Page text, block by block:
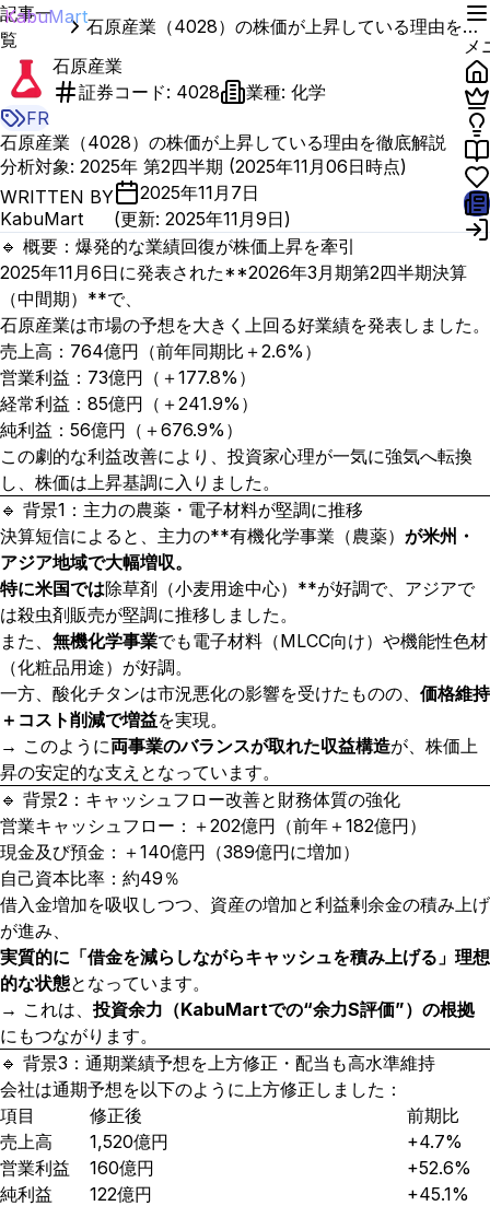
KabuMart
メ
記事一
覧
石原産業（4028）の株価が上昇している理由を徹底解説
石原産業
証券コード: 4028 業種: 化学
FR
石原産業（4028）の株価が上昇している理由を徹底解説
分析対象: 2025年 第2四半期 (2025年11月06日時点)
WRITTEN BY
KabuMart
2025年11月7日
(更新: 2025年11月9日)
🔹 概要：爆発的な業績回復が株価上昇を牽引
2025年11月6日に発表された**2026年3月期第2四半期決算
（中間期）**で、
石原産業は市場の予想を大きく上回る好業績を発表しました。
売上高：764億円（前年同期比＋2.6%）
営業利益：73億円（＋177.8%）
経常利益：85億円（＋241.9%）
純利益：56億円（＋676.9%）
この劇的な利益改善により、投資家心理が一気に強気へ転換
し、株価は上昇基調に入りました。
🔹 背景1：主力の農薬・電子材料が堅調に推移
決算短信によると、主力の**有機化学事業（農薬） が米州・
アジア地域で大幅増収。
特に米国では除草剤（小麦用途中心）**が好調で、アジアで
は殺虫剤販売が堅調に推移しました。
また、 無機化学事業でも電子材料（MLCC向け）や機能性色材
（化粧品用途）が好調。
一方、酸化チタンは市況悪化の影響を受けたものの、 価格維持
＋コスト削減で増益を実現。
→ このように両事業のバランスが取れた収益構造が、株価上
昇の安定的な支えとなっています。
🔹 背景2：キャッシュフロー改善と財務体質の強化
営業キャッシュフロー：＋202億円（前年＋182億円）
現金及び預金：＋140億円（389億円に増加）
自己資本比率：約49％
借入金増加を吸収しつつ、資産の増加と利益剰余金の積み上げ
が進み、
実質的に「借金を減らしながらキャッシュを積み上げる」理想
的な状態となっています。
→ これは、投資余力（KabuMartでの“余力S評価”）の根拠
にもつながります。
🔹 背景3：通期業績予想を上方修正・配当も高水準維持
会社は通期予想を以下のように上方修正しました：
項目
修正後
前期比
売上高
1,520億円
+4.7%
営業利益
160億円
+52.6%
純利益
122億円
+45.1%